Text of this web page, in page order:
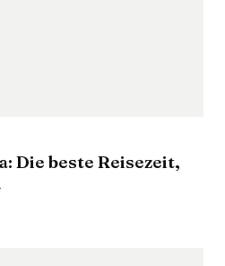
Die beste Reisezeit,